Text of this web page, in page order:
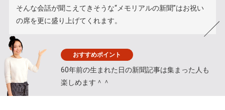
そんな会話が聞こえてきそうな“メモリアルの新聞”はお祝い
の席を更に盛り上げてくれます。
おすすめポイント
60年前の生まれた日の新聞記事は集まった人も
楽しめます＾＾